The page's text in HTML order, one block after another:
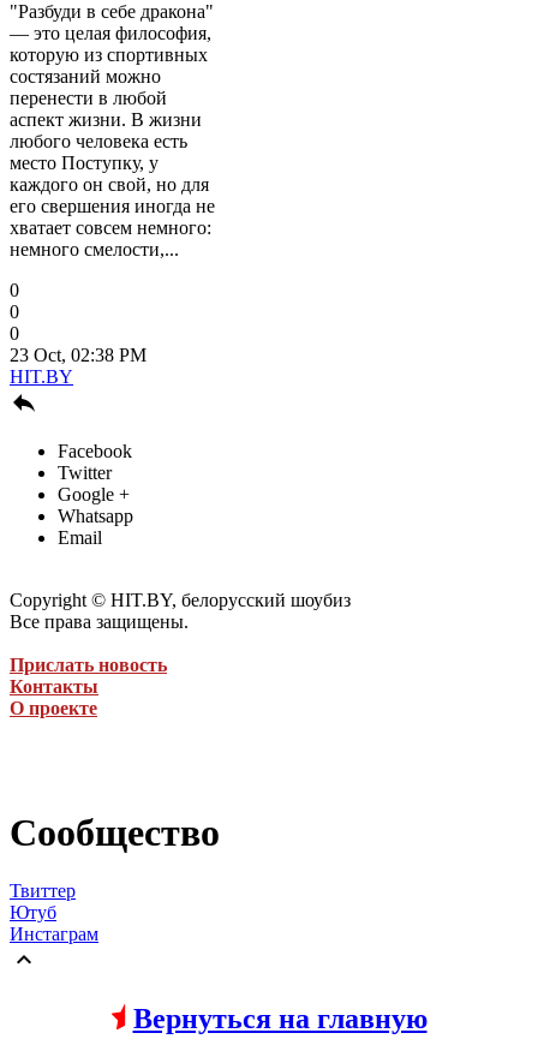
"Разбуди в себе дракона"
— это целая философия,
которую из спортивных
состязаний можно
перенести в любой
аспект жизни. В жизни
любого человека есть
место Поступку, у
каждого он свой, но для
его свершения иногда не
хватает совсем немного:
немного смелости,...
0
0
0
23 Oct, 02:38 PM
HIT.BY

Facebook
Twitter
Google +
Whatsapp
Email
Copyright © HIT.BY, белорусский шоубиз
Все права защищены.
Прислать новость
Контакты
О проекте
Сообщество
Твиттер
Ютуб
Инстаграм

Вернуться на главную